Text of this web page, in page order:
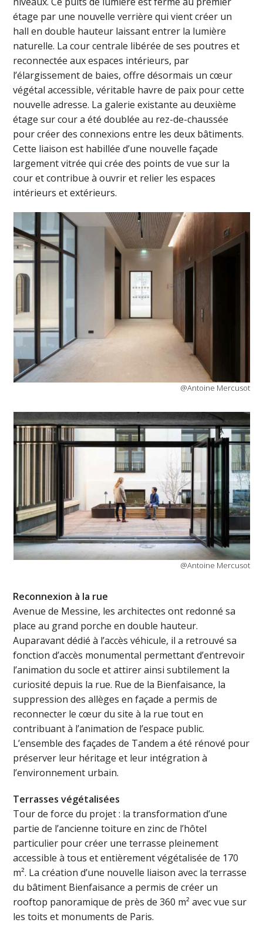
étage par une nouvelle verrière qui vient créer un
hall en double hauteur laissant entrer la lumière
naturelle. La cour centrale libérée de ses poutres et
reconnectée aux espaces intérieurs, par
l’élargissement de baies, offre désormais un cœur
végétal accessible, véritable havre de paix pour cette
nouvelle adresse. La galerie existante au deuxième
étage sur cour a été doublée au rez-de-chaussée
pour créer des connexions entre les deux bâtiments.
Cette liaison est habillée d’une nouvelle façade
largement vitrée qui crée des points de vue sur la
cour et contribue à ouvrir et relier les espaces
intérieurs et extérieurs.
@Antoine Mercusot
@Antoine Mercusot
Reconnexion à la rue
Avenue de Messine, les architectes ont redonné sa
place au grand porche en double hauteur.
Auparavant dédié à l’accès véhicule, il a retrouvé sa
fonction d’accès monumental permettant d’entrevoir
l’animation du socle et attirer ainsi subtilement la
curiosité depuis la rue. Rue de la Bienfaisance, la
suppression des allèges en façade a permis de
reconnecter le cœur du site à la rue tout en
contribuant à l’animation de l’espace public.
L’ensemble des façades de Tandem a été rénové pour
préserver leur héritage et leur intégration à
l’environnement urbain.
Terrasses végétalisées
Tour de force du projet : la transformation d’une
partie de l’ancienne toiture en zinc de l’hôtel
particulier pour créer une terrasse pleinement
accessible à tous et entièrement végétalisée de 170
m². La création d’une nouvelle liaison avec la terrasse
du bâtiment Bienfaisance a permis de créer un
rooftop panoramique de près de 360 m² avec vue sur
les toits et monuments de Paris.